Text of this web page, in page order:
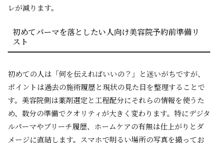
レが減ります。
初めてパーマを落としたい人向け美容院予約前準備リ
スト
初めての人は「何を伝えればいいの？」と迷いがちですが、
ポイントは過去の施術履歴と現状の見た目を整理することで
す。美容院側は薬剤選定と工程配分にそれらの情報を使うた
め、数分の準備でクオリティが大きく変わります。特にデジタ
ルパーマやブリーチ履歴、ホームケアの有無は仕上がりとダ
メージに直結します。スマホで明るい場所の写真を撮ってお